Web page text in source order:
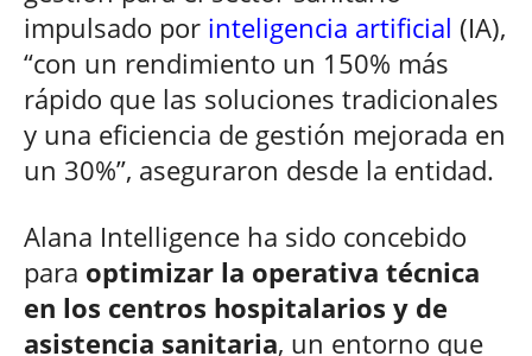
impulsado por inteligencia artificial (IA),
“con un rendimiento un 150% más
rápido que las soluciones tradicionales
y una eficiencia de gestión mejorada en
un 30%”, aseguraron desde la entidad.
Alana Intelligence ha sido concebido
para optimizar la operativa técnica
en los centros hospitalarios y de
asistencia sanitaria, un entorno que